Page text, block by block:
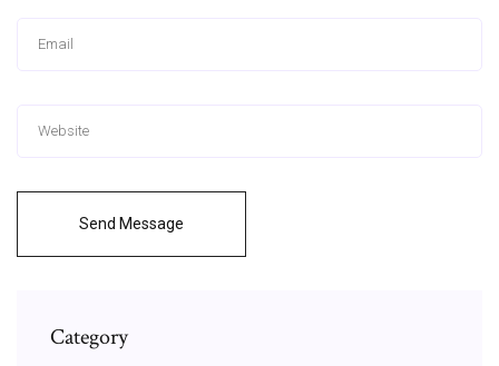
Send Message
Category